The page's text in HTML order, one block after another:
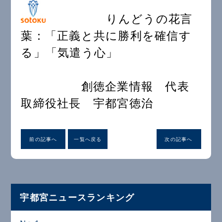
りんどうの花言
葉：「正義と共に勝利を確信す
る」「気遣う心」
創徳企業情報 代表
取締役社長 宇都宮徳治
前の記事へ 一覧へ戻る 次の記事へ
宇都宮ニュースランキング